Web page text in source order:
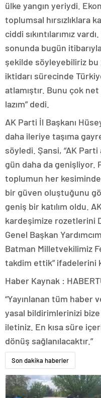
ülke yangın yeriydi.
toplumsal hırsızlıklara
ciddi sıkıntılarımız
sonunda bugün
şekilde söyleyebiliriz bu
iktidarı sürecinde
atlamıştır. Bunu çok
lazım” dedi.
AK Parti İl Başkanı
daha ileriye taşıma
söyledi. Şansi, “AK
gün daha da genişliyor.
toplumun her
bir güven oluştuğunu
geniş bir katılım oldu.
kardeşimize rozetlerini
Genel Başkan
Batman Milletvekilimiz
takdim ettik” ifadelerini
Haber Kaynak :
“Yayınlanan tüm haber
yasal bildirimlerinizi
iletiniz. En kısa süre
dönüş sağlanılacaktır.”
Son dakika haberler